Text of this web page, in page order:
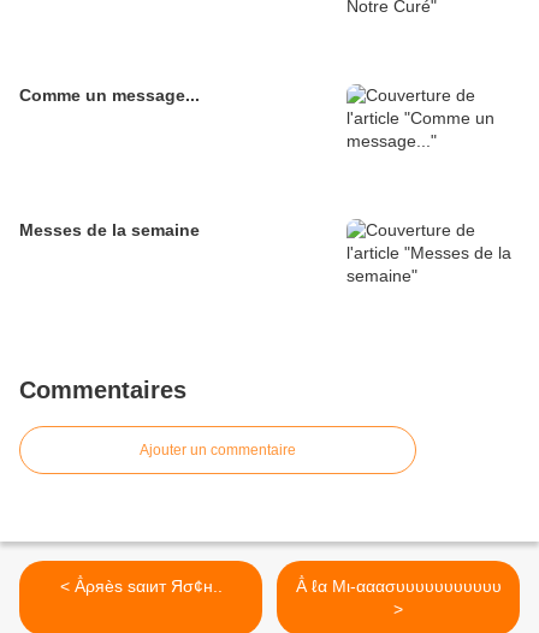
Comme un message...
Messes de la semaine
Commentaires
Ajouter un commentaire
< Ẳρяèѕ ѕαιит Яσ¢н..
Ẳ ℓα Mι-ααασυυυυυυυυυυυ
>